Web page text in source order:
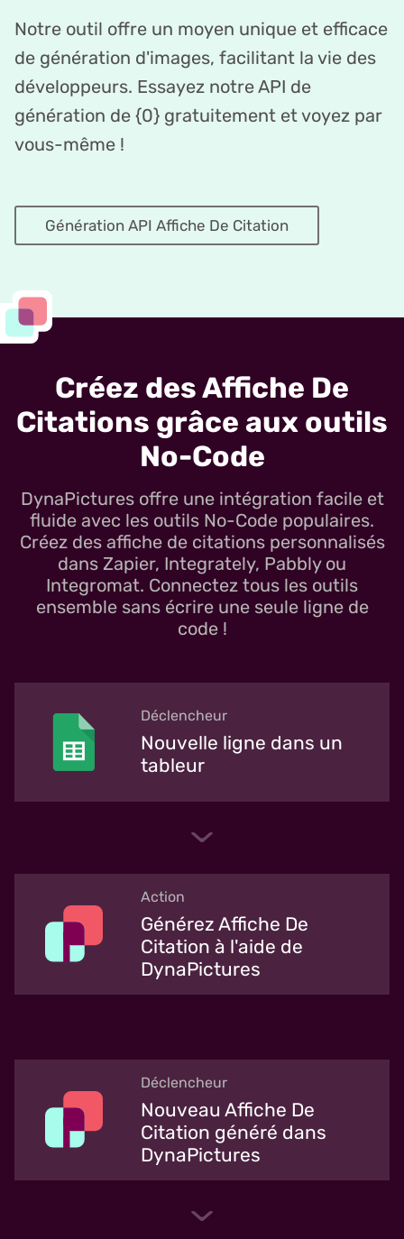
Notre outil offre un moyen unique et efficace
de génération d'images, facilitant la vie des
développeurs. Essayez notre API de
génération de {0} gratuitement et voyez par
vous-même !
Génération API Affiche De Citation
Créez des Affiche De
Citations grâce aux outils
No-Code
DynaPictures offre une intégration facile et
fluide avec les outils No-Code populaires.
Créez des affiche de citations personnalisés
dans Zapier, Integrately, Pabbly ou
Integromat. Connectez tous les outils
ensemble sans écrire une seule ligne de
code !
Déclencheur
Nouvelle ligne dans un
tableur
Action
Générez Affiche De
Citation à l'aide de
DynaPictures
Déclencheur
Nouveau Affiche De
Citation généré dans
DynaPictures